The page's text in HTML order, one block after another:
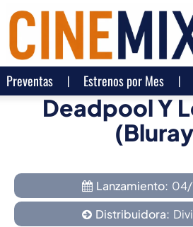
Preventas Estrenos por Mes
Deadpool Y
Lanzamiento: 04/
Distribuidora: